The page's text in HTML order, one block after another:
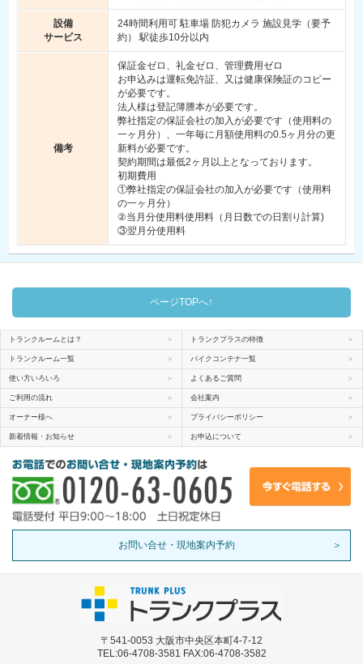
設備
サービス
24時間利用可 駐車場 防犯カメラ 施設見学（要予
約） 駅徒歩10分以内
備考
保証金ゼロ、礼金ゼロ、管理費用ゼロ
お申込みは運転免許証、又は健康保険証のコピー
が必要です。
法人様は登記簿謄本が必要です。
弊社指定の保証会社の加入が必要です（使用料の
一ヶ月分）、一年毎に月額使用料の0.5ヶ月分の更
新料が必要です。
契約期間は最低2ヶ月以上となっております。
初期費用
①弊社指定の保証会社の加入が必要です（使用料
の一ヶ月分）
②当月分使用料使用料（月日数での日割り計算)
③翌月分使用料
ページTOPへ↑
トランクルームとは？ ＞ トランクプラスの特徴 ＞
トランクルーム一覧 ＞ バイクコンテナ一覧 ＞
使い方いろいろ ＞ よくあるご質問 ＞
ご利用の流れ ＞ 会社案内 ＞
オーナー様へ ＞ プライバシーポリシー ＞
新着情報・お知らせ ＞ お申込について ＞
お問い合せ・現地案内予約 ＞
〒541-0053 大阪市中央区本町4-7-12
TEL:06-4708-3581 FAX:06-4708-3582